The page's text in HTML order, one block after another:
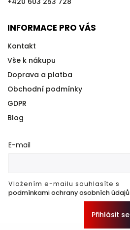
INFORMACE PRO VÁS
Kontakt
Vše k nákupu
Doprava a platba
Obchodní podmínky
GDPR
Blog
E-mail
Vložením e-mailu souhlasíte s
podmínkami ochrany osobních údajů
Přihlásit se